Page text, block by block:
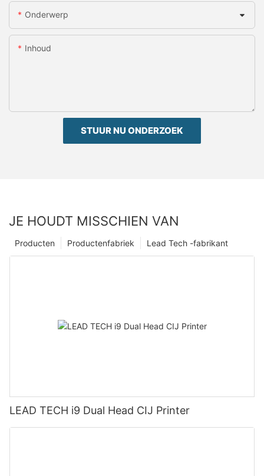
Onderwerp
Inhoud
STUUR NU ONDERZOEK
JE HOUDT MISSCHIEN VAN
Lead Tech -fabrikant
Productenfabriek
Producten
LEAD TECH i9 Dual Head CIJ Printer